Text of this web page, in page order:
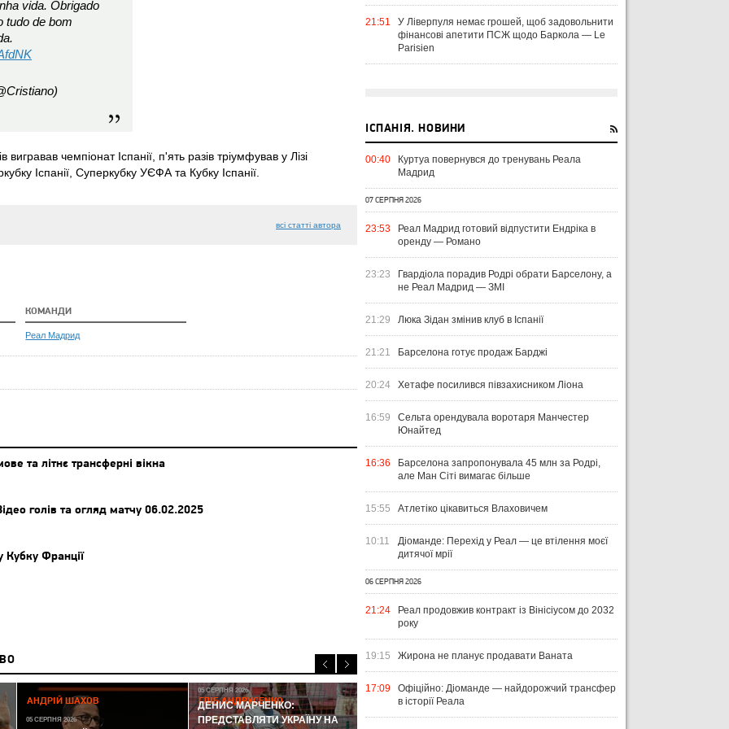
vida. Obrigado
tudo de bom
чемпіонат Іспанії, п'ять разів тріумфував у Лізі
Іспанії, Суперкубку УЄФА та Кубку Іспанії.
всі статті автора
КОМАНДИ
Реал Мадрид
та літнє трансферні вікна
голів та огляд матчу 06.02.2025
Кубку Франції
АНДРІЙ ШАХОВ
05 СЕРПНЯ 2026
ГЛІБ АНДРУСЕНКО
05 СЕРПНЯ 2026
ДЕНИС МАРЧЕНКО:
ПРЕДСТАВЛЯТИ УКРАЇНУ НА
ЧТИВО
04 СЕРПНЯ 2026
21:51
У Ліверпуля немає грошей, щоб задовольнити
фінансові апетити ПСЖ щодо Баркола — Le
Parisien
ІСПАНІЯ. НОВИНИ
00:40
Куртуа повернувся до тренувань Реала
Мадрид
07 СЕРПНЯ 2026
23:53
Реал Мадрид готовий відпустити Ендріка в
оренду — Романо
23:23
Гвардіола порадив Родрі обрати Барселону, а
не Реал Мадрид — ЗМІ
21:29 Люка Зідан змінив клуб в Іспанії
21:21 Барселона готує продаж Барджі
20:24 Хетафе посилився півзахисником Ліона
16:59
Сельта орендувала воротаря Манчестер
Юнайтед
16:36
Барселона запропонувала 45 млн за Родрі,
але Ман Сіті вимагає більше
15:55 Атлетіко цікавиться Влаховичем
10:11
Діоманде: Перехід у Реал — це втілення моєї
дитячої мрії
06 СЕРПНЯ 2026
21:24
Реал продовжив контракт із Вінісіусом до 2032
року
19:15 Жирона не планує продавати Ваната
17:09
Офіційно: Діоманде — найдорожчий трансфер
в історії Реала